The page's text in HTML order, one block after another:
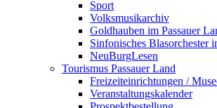
Sport
Volksmusikarchiv
Goldhauben im Passauer
Sinfonisches Blasorchester
NeuBurgLesen
Tourismus Passauer Land
Freizeiteinrichtungen /
Veranstaltungskalender